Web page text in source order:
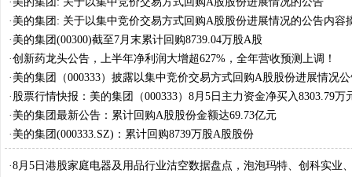
· 美的集团: 关于以集中竞价交易方式回购A股股份进展情况的公告内容
· 美的集团(00300)截至7月末累计回购8739.04万股A股
·创新药龙头公告，上半年净利润大增超627%，全年营收预测上调！
· 美的集团（000333）披露以集中竞价交易方式回购A股股份进展情况
日股价上涨0.39%
· 股票行情快报：美的集团（000333）8月5日主力资金净买入8303.79万
· 美的集团最新公告：累计回购A股股份金额达69.73亿元
· 美的集团(000333.SZ)：累计回购8739万股A股股份
·8月5日港股家庭电器及用品行业沽空数据盘点，泡泡玛特、创科实业